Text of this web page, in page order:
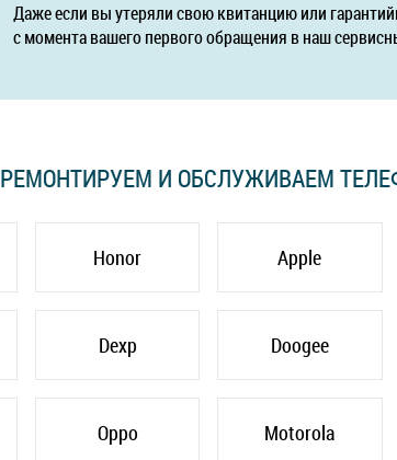
Даже если вы утеряли свою квитанцию или
с момента вашего первого обращения в наш
РЕМОНТИРУЕМ И ОБСЛУЖИВАЕМ
Honor Apple
Dexp Doogee
Oppo Motorola